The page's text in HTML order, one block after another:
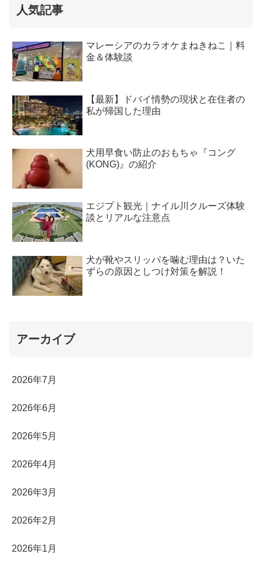
人気記事
マレーシアのカラオケまねきねこ｜料
金＆体験談
【最新】ドバイ情勢の現状と在住者の
私が帰国した理由
犬用早食い防止のおもちゃ『コング
(KONG)』の紹介
エジプト観光｜ナイル川クルーズ体験
談とリアルな注意点
犬が靴やスリッパを噛む理由は？いた
ずらの原因としつけ対策を解説！
アーカイブ
2026年7月
2026年6月
2026年5月
2026年4月
2026年3月
2026年2月
2026年1月